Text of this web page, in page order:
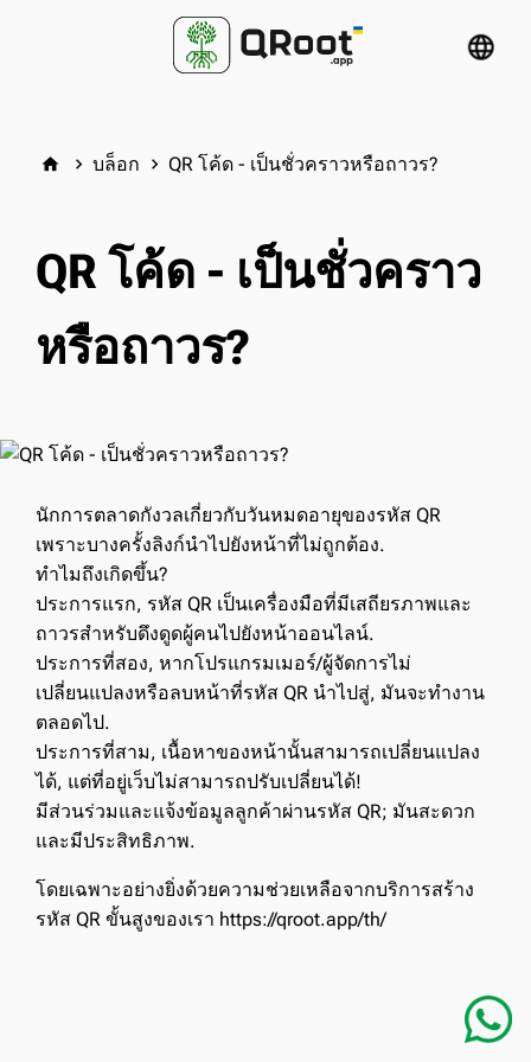
language
home keyboard_arrow_right บล็อก keyboard_arrow_right QR โค้ด - เป็นชั่วคราวหรือถาวร?
QR โค้ด - เป็นชั่วคราว
หรือถาวร?
นักการตลาดกังวลเกี่ยวกับวันหมดอายุของรหัส QR
เพราะบางครั้งลิงก์นำไปยังหน้าที่ไม่ถูกต้อง.
ทำไมถึงเกิดขึ้น?
ประการแรก, รหัส QR เป็นเครื่องมือที่มีเสถียรภาพและ
ถาวรสำหรับดึงดูดผู้คนไปยังหน้าออนไลน์.
ประการที่สอง, หากโปรแกรมเมอร์/ผู้จัดการไม่
เปลี่ยนแปลงหรือลบหน้าที่รหัส QR นำไปสู่, มันจะทำงาน
ตลอดไป.
ประการที่สาม, เนื้อหาของหน้านั้นสามารถเปลี่ยนแปลง
ได้, แต่ที่อยู่เว็บไม่สามารถปรับเปลี่ยนได้!
มีส่วนร่วมและแจ้งข้อมูลลูกค้าผ่านรหัส QR; มันสะดวก
และมีประสิทธิภาพ.
โดยเฉพาะอย่างยิ่งด้วยความช่วยเหลือจากบริการสร้าง
รหัส QR ขั้นสูงของเรา https://qroot.app/th/